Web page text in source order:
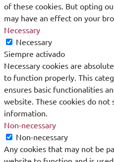
of these cookies. But opting
may have an effect on your
Necessary
Necessary
Siempre activado
Necessary cookies are
to function properly. This
ensures basic functionalities
website. These cookies do not
information.
Non-necessary
Non-necessary
Any cookies that may not be